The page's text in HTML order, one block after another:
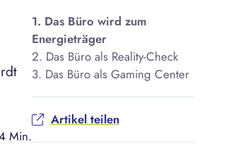
Min.
1. Das Büro wird zum
Energieträger
2. Das Büro als Reality-Check
3. Das Büro als Gaming Center
Artikel teilen